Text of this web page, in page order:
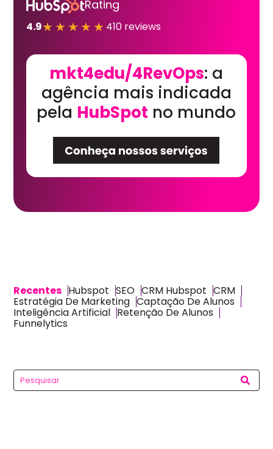
Rating
4.9★★★★★ 410 reviews
mkt4edu/4RevOps: a
agência mais indicada
pela HubSpot no mundo
Recentes Hubspot SEO CRM Hubspot CRM
Estratégia De Marketing Captação De Alunos
Inteligência Artificial Retenção De Alunos
Funnelytics